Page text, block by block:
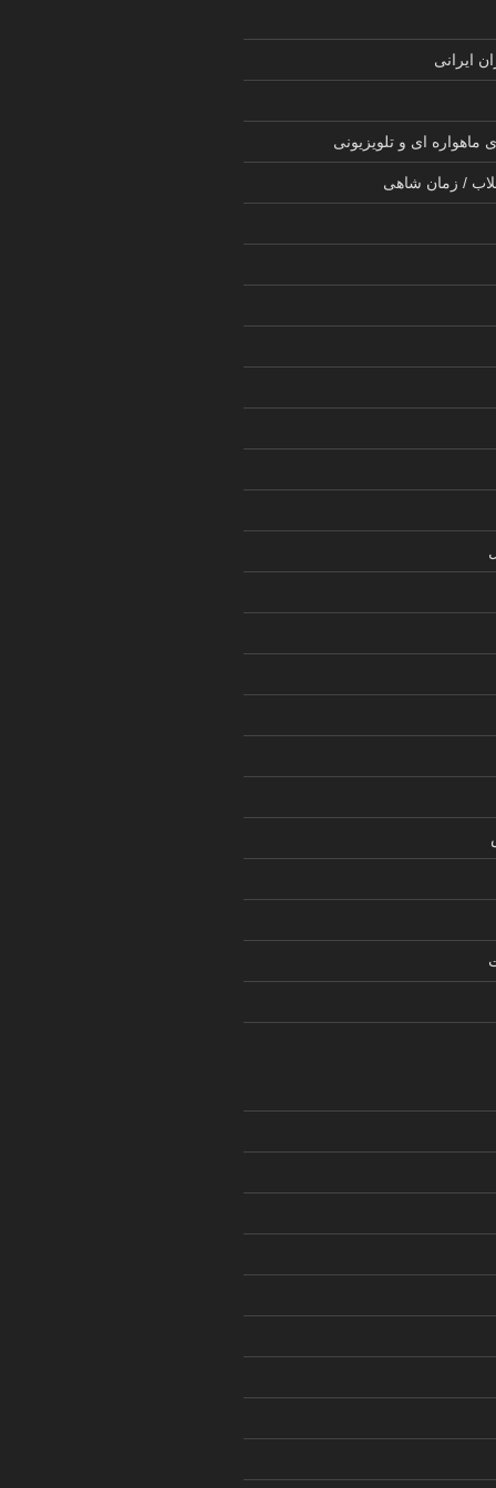
ایرانی
ماهواره ای و تلویزیونی
/ زمان شاهی